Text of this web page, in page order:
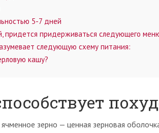
5-7 дней
придется придерживаться следующего
следующую схему питания:
кашу?
зерно — ценная зерновая